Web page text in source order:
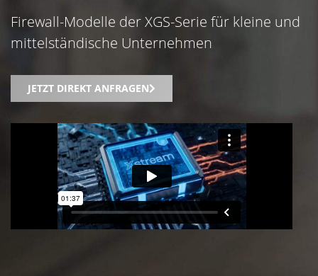
Firewall-Modelle der XGS-Serie für kleine und
mittelständische Unternehmen
JETZT DIREKT ANFRAGEN